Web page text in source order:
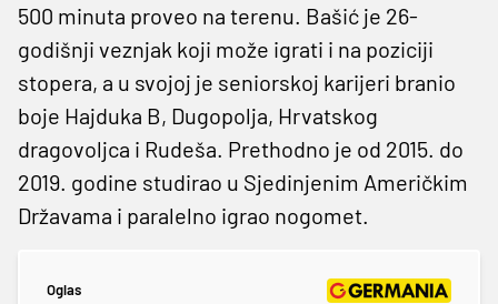
500 minuta proveo na terenu. Bašić je 26-
godišnji veznjak koji može igrati i na poziciji
stopera, a u svojoj je seniorskoj karijeri branio
boje Hajduka B, Dugopolja, Hrvatskog
dragovoljca i Rudeša. Prethodno je od 2015. do
2019. godine studirao u Sjedinjenim Američkim
Državama i paralelno igrao nogomet.
Oglas